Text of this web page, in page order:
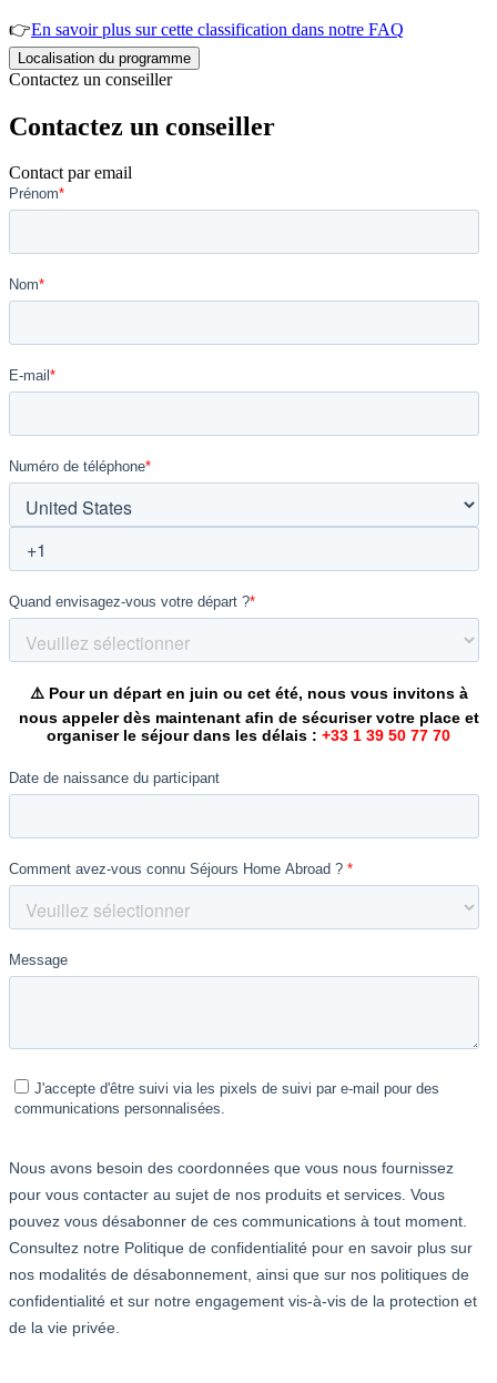
👉En savoir plus sur cette classification dans notre FAQ
Localisation du programme
Contactez un conseiller
Contactez un conseiller
Contact par email